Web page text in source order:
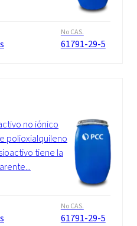
No CAS.
61791-29-5
no iónico
polioxialquileno
tiene la
No CAS.
61791-29-5